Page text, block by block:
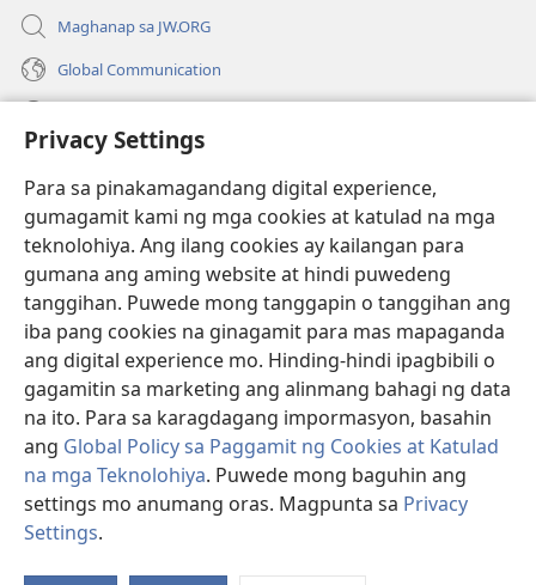
Privacy Settings
Para sa pinakamagandang digital experience,
gumagamit kami ng mga cookies at katulad na mga
teknolohiya. Ang ilang cookies ay kailangan para
gumana ang aming website at hindi puwedeng
tanggihan. Puwede mong tanggapin o tanggihan ang
iba pang cookies na ginagamit para mas mapaganda
ang digital experience mo. Hinding-hindi ipagbibili o
gagamitin sa marketing ang alinmang bahagi ng data
na ito. Para sa karagdagang impormasyon, basahin
ang Global Policy sa Paggamit ng Cookies at Katulad
na mga Teknolohiya. Puwede mong baguhin ang
settings mo anumang oras. Magpunta sa Privacy
Settings.
Maghanap sa JW.ORG
Global Communication
(may
na
bagong
window)
Watchtower ONLINE LIBRARY™
(may
bubukas
na
bagong
window)
JW Hub ®
(may
bubukas
bagong
window)
JW Library ®
Watchtower Library®
Copyright
KASUNDUAN SA PAGGAMIT